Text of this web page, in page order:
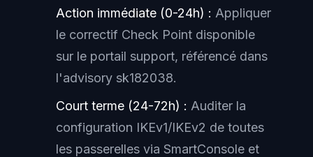
Action immédiate (0-24h) : Appliquer
le correctif Check Point disponible
sur le portail support, référencé dans
l'advisory sk182038.
Court terme (24-72h) : Auditer la
configuration IKEv1/IKEv2 de toutes
les passerelles via SmartConsole et